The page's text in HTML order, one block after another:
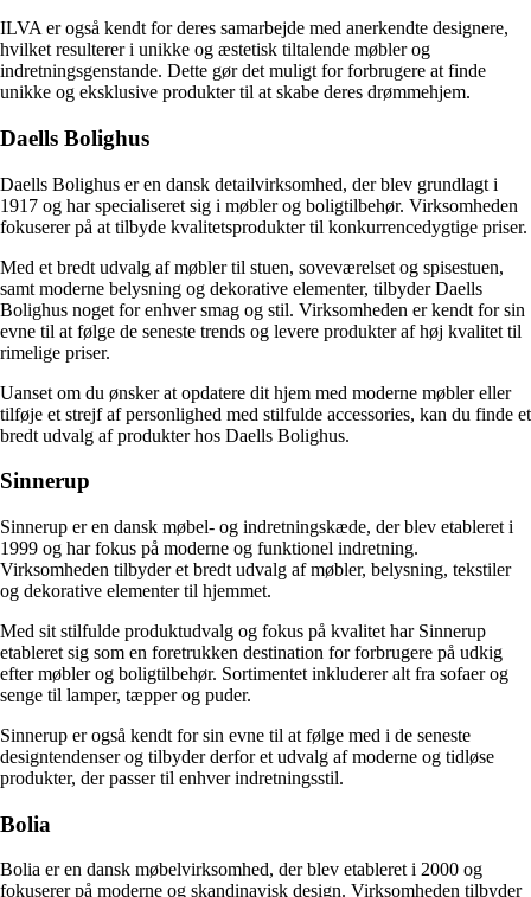
ILVA er også kendt for deres samarbejde med anerkendte designere,
hvilket resulterer i unikke og æstetisk tiltalende møbler og
indretningsgenstande. Dette gør det muligt for forbrugere at finde
unikke og eksklusive produkter til at skabe deres drømmehjem.
Daells Bolighus
Daells Bolighus er en dansk detailvirksomhed, der blev grundlagt i
1917 og har specialiseret sig i møbler og boligtilbehør. Virksomheden
fokuserer på at tilbyde kvalitetsprodukter til konkurrencedygtige priser.
Med et bredt udvalg af møbler til stuen, soveværelset og spisestuen,
samt moderne belysning og dekorative elementer, tilbyder Daells
Bolighus noget for enhver smag og stil. Virksomheden er kendt for sin
evne til at følge de seneste trends og levere produkter af høj kvalitet til
rimelige priser.
Uanset om du ønsker at opdatere dit hjem med moderne møbler eller
tilføje et strejf af personlighed med stilfulde accessories, kan du finde et
bredt udvalg af produkter hos Daells Bolighus.
Sinnerup
Sinnerup er en dansk møbel- og indretningskæde, der blev etableret i
1999 og har fokus på moderne og funktionel indretning.
Virksomheden tilbyder et bredt udvalg af møbler, belysning, tekstiler
og dekorative elementer til hjemmet.
Med sit stilfulde produktudvalg og fokus på kvalitet har Sinnerup
etableret sig som en foretrukken destination for forbrugere på udkig
efter møbler og boligtilbehør. Sortimentet inkluderer alt fra sofaer og
senge til lamper, tæpper og puder.
Sinnerup er også kendt for sin evne til at følge med i de seneste
designtendenser og tilbyder derfor et udvalg af moderne og tidløse
produkter, der passer til enhver indretningsstil.
Bolia
Bolia er en dansk møbelvirksomhed, der blev etableret i 2000 og
fokuserer på moderne og skandinavisk design. Virksomheden tilbyder